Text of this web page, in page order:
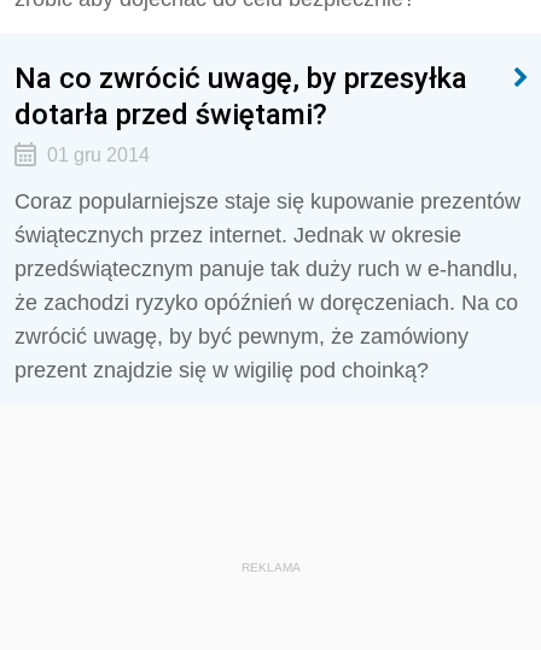
Na co zwrócić uwagę, by przesyłka
dotarła przed świętami?
01 gru 2014
Coraz popularniejsze staje się kupowanie prezentów
świątecznych przez internet. Jednak w okresie
przedświątecznym panuje tak duży ruch w e-handlu,
że zachodzi ryzyko opóźnień w doręczeniach. Na co
zwrócić uwagę, by być pewnym, że zamówiony
prezent znajdzie się w wigilię pod choinką?
REKLAMA